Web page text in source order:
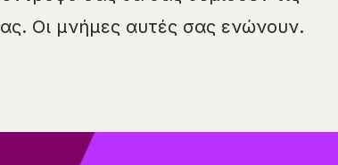
Οι μνήμες αυτές σας ενώνουν.